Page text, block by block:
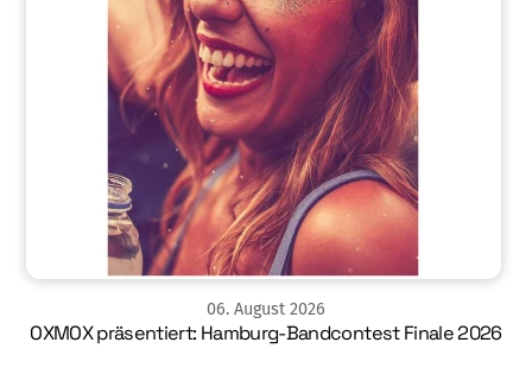
06. August 2026
OXMOX präsentiert: Hamburg-Bandcontest Finale 2026